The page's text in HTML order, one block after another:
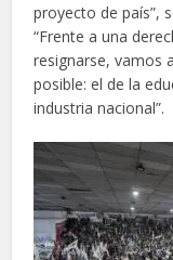
proyecto de país”,
“Frente a una
resignarse, vamos
posible: el de la
industria nacional”.